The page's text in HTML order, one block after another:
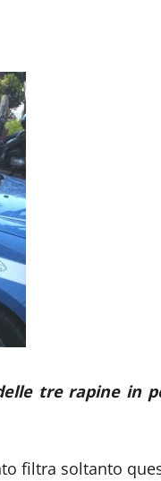
tre rapine in
filtra soltanto